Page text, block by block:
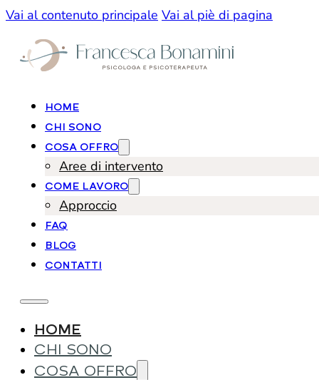
Vai al contenuto principale Vai al piè di pagina
HOME
CHI SONO
COSA OFFRO
Aree di intervento
COME LAVORO
Approccio
FAQ
BLOG
CONTATTI
HOME
CHI SONO
COSA OFFRO